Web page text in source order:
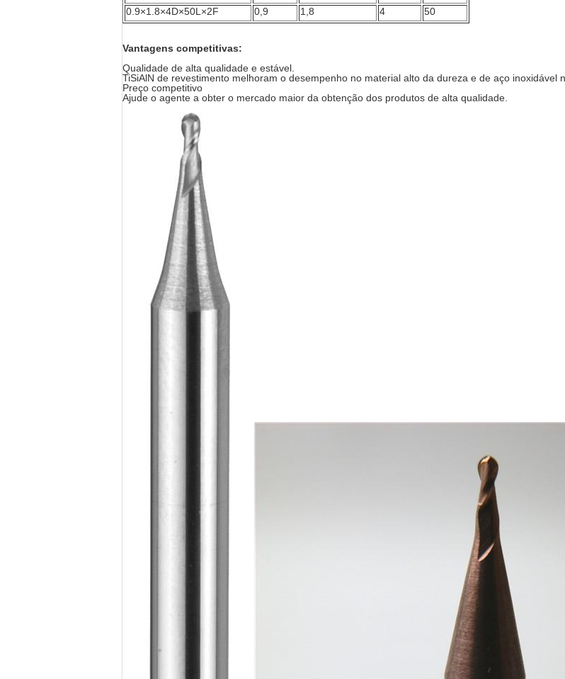
0.9×1.8×4D×50L×2F
0,9 1,8 4 50
Vantagens competitivas:
Qualidade de alta qualidade e estável.
TiSiAlN de revestimento melhoram o desempenho no material alto da dureza e de aço inoxidável
Preço competitivo
Ajude o agente a obter o mercado maior da obtenção dos produtos de alta qualidade.